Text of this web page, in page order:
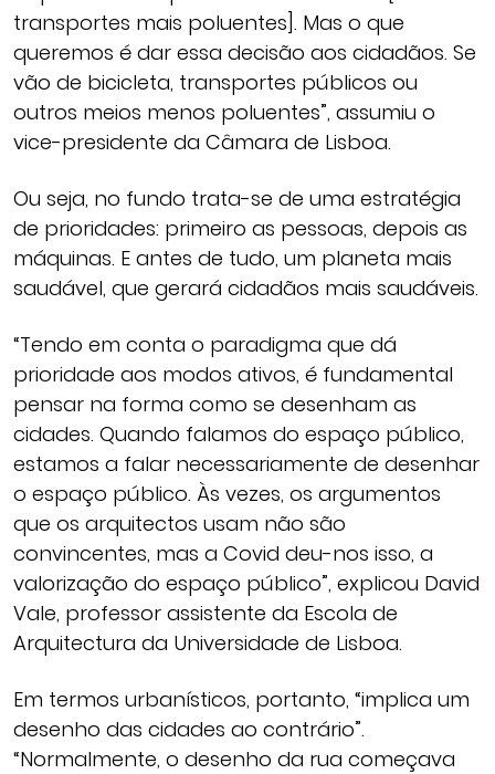
transportes mais poluentes]. Mas o que
queremos é dar essa decisão aos cidadãos. Se
vão de bicicleta, transportes públicos ou
outros meios menos poluentes”, assumiu o
vice-presidente da Câmara de Lisboa.
Ou seja, no fundo trata-se de uma estratégia
de prioridades: primeiro as pessoas, depois as
máquinas. E antes de tudo, um planeta mais
saudável, que gerará cidadãos mais saudáveis.
“Tendo em conta o paradigma que dá
prioridade aos modos ativos, é fundamental
pensar na forma como se desenham as
cidades. Quando falamos do espaço público,
estamos a falar necessariamente de desenhar
o espaço público. Às vezes, os argumentos
que os arquitectos usam não são
convincentes, mas a Covid deu-nos isso, a
valorização do espaço público”, explicou David
Vale, professor assistente da Escola de
Arquitectura da Universidade de Lisboa.
Em termos urbanísticos, portanto, “implica um
desenho das cidades ao contrário”.
“Normalmente, o desenho da rua começava